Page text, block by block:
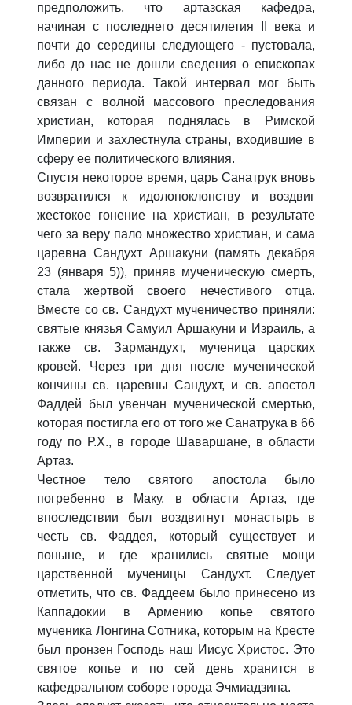
предположить, что артазская кафедра,
начиная с последнего десятилетия II века и
почти до середины следующего - пустовала,
либо до нас не дошли сведения о епископах
данного периода. Такой интервал мог быть
связан с волной массового преследования
христиан, которая поднялась в Римской
Империи и захлестнула страны, входившие в
сферу ее политического влияния.
Спустя некоторое время, царь Санатрук вновь
возвратился к идолопоклонству и воздвиг
жестокое гонение на христиан, в результате
чего за веру пало множество христиан, и сама
царевна Сандухт Аршакуни (память декабря
23 (января 5)), приняв мученическую смерть,
стала жертвой своего нечестивого отца.
Вместе со св. Сандухт мученичество приняли:
святые князья Самуил Аршакуни и Израиль, а
также св. Зармандухт, мученица царских
кровей. Через три дня после мученической
кончины св. царевны Сандухт, и св. апостол
Фаддей был увенчан мученической смертью,
которая постигла его от того же Санатрука в 66
году по Р.Х., в городе Шаваршане, в области
Артаз.
Честное тело святого апостола было
погребенно в Маку, в области Артаз, где
впоследствии был воздвигнут монастырь в
честь св. Фаддея, который существует и
поныне, и где хранились святые мощи
царственной мученицы Сандухт. Следует
отметить, что св. Фаддеем было принесено из
Каппадокии в Армению копье святого
мученика Лонгина Сотника, которым на Кресте
был пронзен Господь наш Иисус Христос. Это
святое копье и по сей день хранится в
кафедральном соборе города Эчмиадзина.